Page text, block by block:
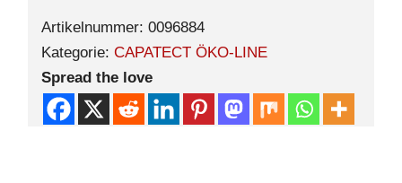
Artikelnummer: 0096884
Kategorie: CAPATECT ÖKO-LINE
Spread the love